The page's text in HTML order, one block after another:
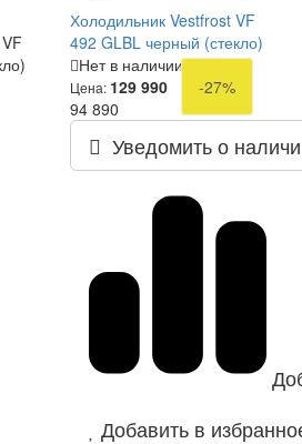
Холодильник Vestfrost VF
492 GLBL черный (стекло)
Нет в наличии
Цена: 129 990
-27%
94 890
Уведомить о
Добавить в